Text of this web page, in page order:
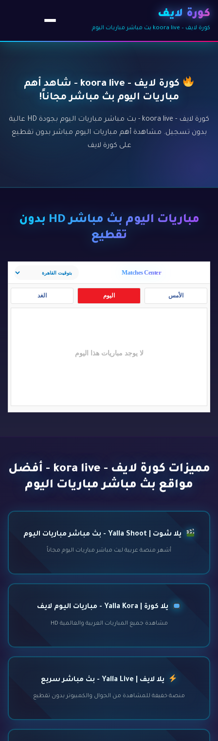
كورة لايف
كورة لايف – koora live بث مباشر مباريات اليوم
كورة لايف - koora live - شاهد أهم
مباريات اليوم بث مباشر مجاناً!
كورة لايف - koora live - بث مباشر مباريات اليوم بجودة HD عالية
بدون تسجيل. مشاهدة أهم مباريات اليوم مباشر بدون تقطيع
على كورة لايف
مباريات اليوم بث مباشر HD بدون
تقطيع
Matches Center
الأمس اليوم الغد
لا يوجد مباريات هذا اليوم
مميزات كورة لايف - kora live - أفضل
مواقع بث مباشر مباريات اليوم
يلا شوت | Yalla Shoot - بث مباشر مباريات اليوم
أشهر منصة عربية لبث مباشر مباريات اليوم مجاناً
يلا كورة | Yalla Kora - مباريات اليوم لايف
مشاهدة جميع المباريات العربية والعالمية HD
يلا لايف | Yalla Live - بث مباشر سريع
منصة خفيفة للمشاهدة من الجوال والكمبيوتر بدون تقطيع